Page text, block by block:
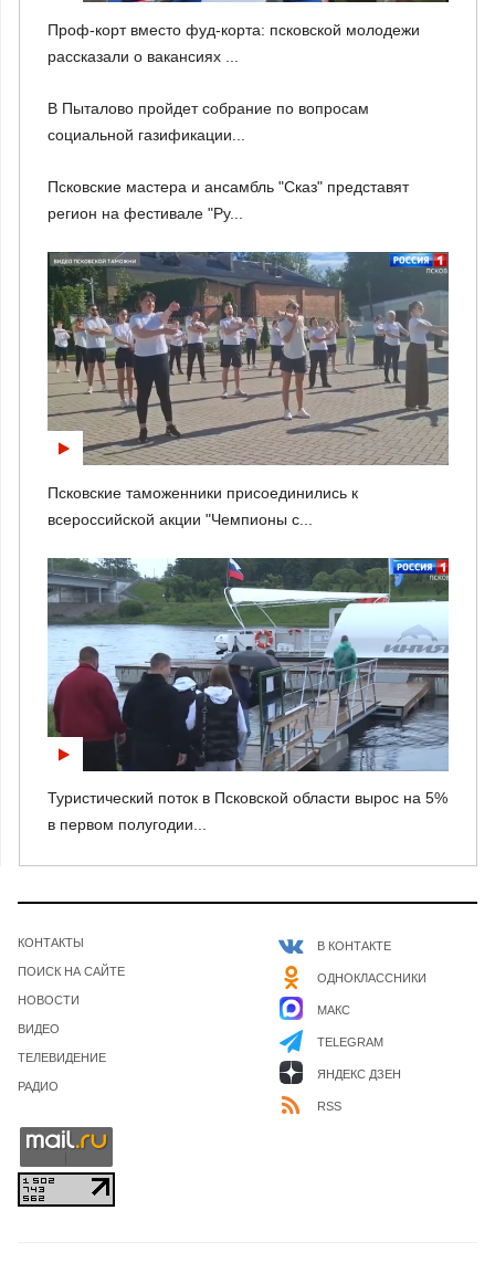
Проф-корт вместо фуд-корта: псковской молодежи
рассказали о вакансиях ...
В Пыталово пройдет собрание по вопросам
социальной газификации...
Псковские мастера и ансамбль "Сказ" представят
регион на фестивале "Ру...
Псковские таможенники присоединились к
всероссийской акции "Чемпионы с...
Туристический поток в Псковской области вырос на 5%
в первом полугодии...
КОНТАКТЫ
ПОИСК НА САЙТЕ
НОВОСТИ
ВИДЕО
ТЕЛЕВИДЕНИЕ
РАДИО
В КОНТАКТЕ
ОДНОКЛАССНИКИ
МАКС
TELEGRAM
ЯНДЕКС ДЗЕН
RSS